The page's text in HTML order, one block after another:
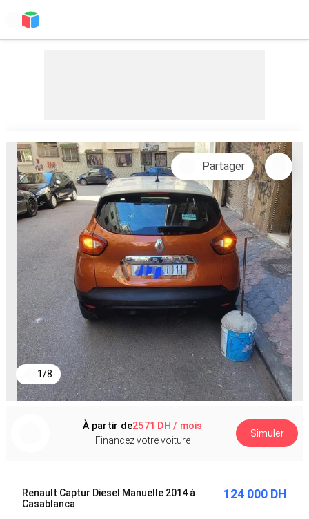
1/8
Partager
À partir de2571 DH / mois
Financez votre voiture
Simuler
Renault Captur Diesel Manuelle 2014 à
Casablanca
124 000 DH